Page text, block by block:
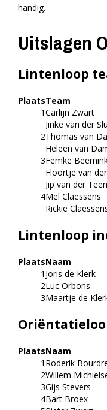
handig.
Uitslagen
Lintenloop
PlaatsTeam
1Carlijn Zwart
Jinke van der
2Thomas van
Heleen van
3Femke
Floortje van
Jip van der
4Mel Claessens
Rickie
Lintenloop
PlaatsNaam
1 Joris de Klerk
2Luc Orbons
3Maartje de
PlaatsNaam
1 Roderik
2Willem
3Gijs Stevers
4Bart Broex